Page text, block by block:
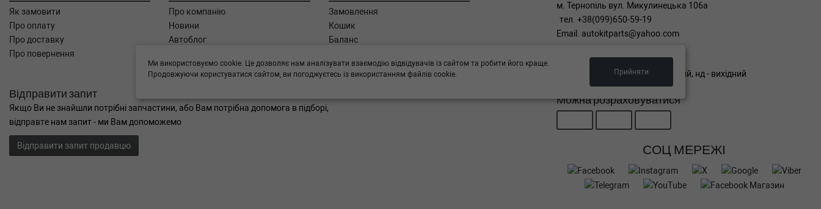
Як замовити
Про оплату
Про доставку
Про повернення
Про компанію
Новини
Автоблог
Контакти
Замовлення
Кошик
Баланс
Бренди
Відправити запит
Якщо Ви не знайшли потрібні запчастини, або Вам потрібна допомога в підборі,
відправте нам запит - ми Вам допоможемо
Відправити запит продавцю
м. Тернопіль вул. Микулинецька 106а
тел. +38(099)650-59-19
Email. autokitparts@yahoo.com
Графік роботи
пн-пт з 9:00 до 17:00, сб - вихідний, нд - вихідний
Можна розраховуватися
СОЦ МЕРЕЖІ
Ми використовуємо cookie. Це дозволяє нам аналізувати взаємодію відвідувачів із сайтом та робити його краще.
Продовжуючи користуватися сайтом, ви погоджуєтесь із використанням файлів cookie.
Прийняти